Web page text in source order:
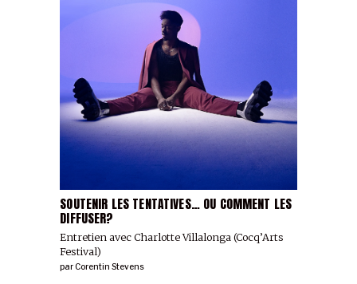
SOUTENIR LES TENTATIVES… OU COMMENT LES
DIFFUSER?
Entretien avec Charlotte Villalonga (Cocq’Arts
Festival)
parCorentin Stevens